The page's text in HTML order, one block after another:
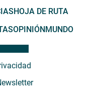
HOJA DE RUTA
OPINIÓN MUNDO